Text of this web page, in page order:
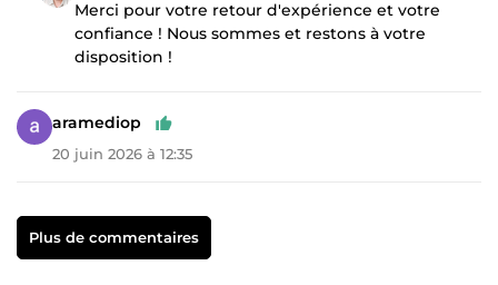
Merci pour votre retour d'expérience et votre
confiance ! Nous sommes et restons à votre
disposition !
aramediop
20 juin 2026 à 12:35
Plus de commentaires